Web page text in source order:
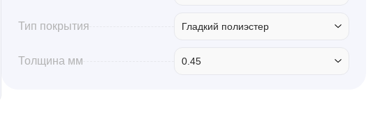
Тип покрытия Гладкий полиэстер
Толщина мм 0.45